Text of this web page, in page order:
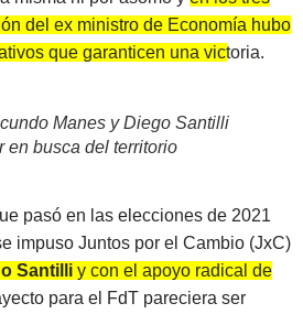
del ex ministro de Economía hubo
que garanticen una victoria.
Manes y Diego Santilli
en busca del territorio
pasó en las elecciones de 2021
impuso Juntos por el Cambio (JxC)
Santilli y con el apoyo radical de
para el FdT pareciera ser